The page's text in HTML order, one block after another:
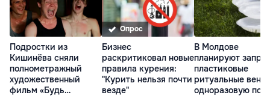
Подростки из
Кишинёва сняли
полнометражный
художественный
фильм «Будь
Опрос
Бизнес
раскритиковал новые
правила курения:
"Курить нельзя почти
везде"
В Молдове
планируют
пластиковые
ритуальные
одноразовую